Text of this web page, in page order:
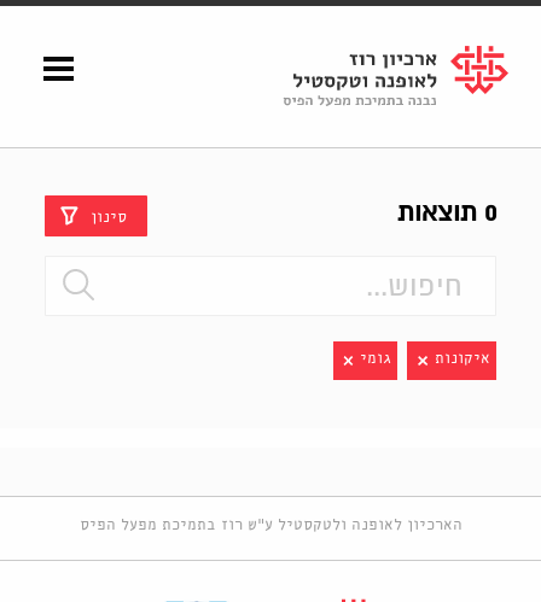
Shenkar
Logo
0 תוצאות סינון
איקונות גומי
הארכיון לאופנה ולטקסטיל ע"ש רוז בתמיכת מפעל הפיס